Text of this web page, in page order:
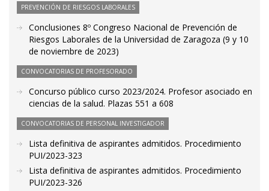
PREVENCIÓN DE RIESGOS LABORALES
Conclusiones 8º Congreso Nacional de Prevención de
Riesgos Laborales de la Universidad de Zaragoza (9 y 10
de noviembre de 2023)
CONVOCATORIAS DE PROFESORADO
Concurso público curso 2023/2024. Profesor asociado en
ciencias de la salud. Plazas 551 a 608
CONVOCATORIAS DE PERSONAL INVESTIGADOR
Lista definitiva de aspirantes admitidos. Procedimiento
PUI/2023-323
Lista definitiva de aspirantes admitidos. Procedimiento
PUI/2023-326